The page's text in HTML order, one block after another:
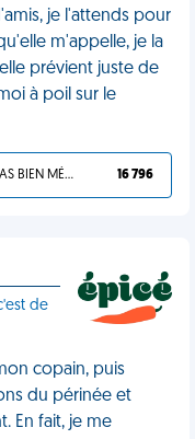
je l'attends pour
m'appelle, je la
prévient juste de
à poil sur le
TU L'AS BIEN MÉRITÉ 16 796
de
copain, puis
du périnée et
En fait, je me